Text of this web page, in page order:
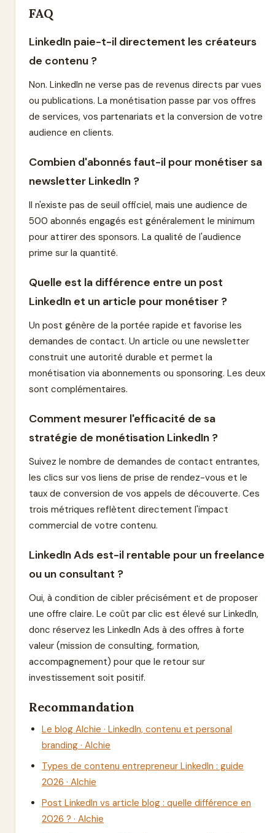
FAQ
LinkedIn paie-t-il directement les créateurs
de contenu ?
Non. LinkedIn ne verse pas de revenus directs par vues
ou publications. La monétisation passe par vos offres
de services, vos partenariats et la conversion de votre
audience en clients.
Combien d'abonnés faut-il pour monétiser sa
newsletter LinkedIn ?
Il n'existe pas de seuil officiel, mais une audience de
500 abonnés engagés est généralement le minimum
pour attirer des sponsors. La qualité de l'audience
prime sur la quantité.
Quelle est la différence entre un post
LinkedIn et un article pour monétiser ?
Un post génère de la portée rapide et favorise les
demandes de contact. Un article ou une newsletter
construit une autorité durable et permet la
monétisation via abonnements ou sponsoring. Les deux
sont complémentaires.
Comment mesurer l'efficacité de sa
stratégie de monétisation LinkedIn ?
Suivez le nombre de demandes de contact entrantes,
les clics sur vos liens de prise de rendez-vous et le
taux de conversion de vos appels de découverte. Ces
trois métriques reflètent directement l'impact
commercial de votre contenu.
LinkedIn Ads est-il rentable pour un freelance
ou un consultant ?
Oui, à condition de cibler précisément et de proposer
une offre claire. Le coût par clic est élevé sur LinkedIn,
donc réservez les LinkedIn Ads à des offres à forte
valeur (mission de consulting, formation,
accompagnement) pour que le retour sur
investissement soit positif.
Recommandation
Le blog Alchie · LinkedIn, contenu et personal
branding · Alchie
Types de contenu entrepreneur LinkedIn : guide
2026 · Alchie
Post LinkedIn vs article blog : quelle différence en
2026 ? · Alchie